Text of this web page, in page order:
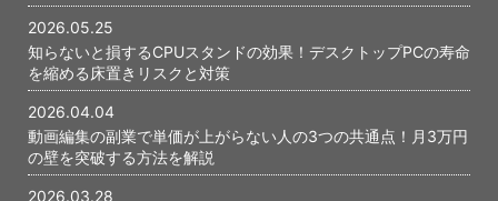
2026.05.25
知らないと損するCPUスタンドの効果！デスクトップPCの寿命
を縮める床置きリスクと対策
2026.04.04
動画編集の副業で単価が上がらない人の3つの共通点！月3万円
の壁を突破する方法を解説
2026.03.28